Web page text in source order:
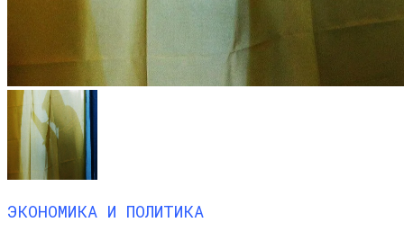
ЭКОНОМИКА И ПОЛИТИКА